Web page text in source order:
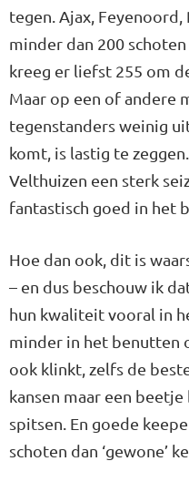
tegen. Ajax, Feyenoord,
minder dan 200
kreeg er liefst 255 om
Maar op een of andere
tegenstanders weinig
komt, is lastig te
Velthuizen een sterk
fantastisch goed in het
Hoe dan ook, dit is
– en dus beschouw ik
hun kwaliteit vooral in
minder in het benutten
ook klinkt, zelfs de
kansen maar een
spitsen. En goede
schoten dan ‘gewone’